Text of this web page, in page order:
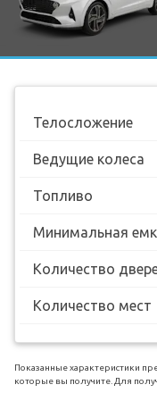
Телосложение
Ведущие колеса
Топливо
Минимальная
Количество
Количество мест
Показанные характеристики
которые вы получите. Для